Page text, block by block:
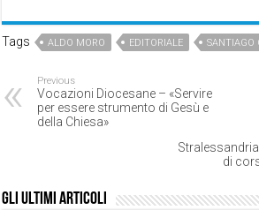
Tags ALDO MORO EDITORIALE SANTIAGO
Previous
Vocazioni Diocesane – «Servire
per essere strumento di Gesù e
della Chiesa»
di
Gli ultimi articoli